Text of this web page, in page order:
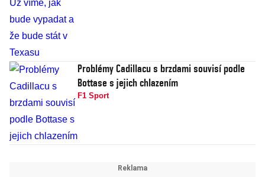
Problémy Cadillacu s brzdami souvisí podle
Bottase s jejich chlazením
F1 Sport